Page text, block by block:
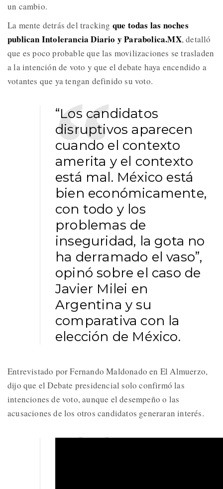
un cambio.
La mente detrás del tracking que todas las noches
publican Intolerancia Diario y Parabolica.MX, detalló
que es poco probable que las movilizaciones se trasladen
a la intención de voto y que el debate haya encendido a
votantes que ya tengan definido su voto.
“Los candidatos
disruptivos aparecen
cuando el contexto
amerita y el contexto
está mal. México está
bien económicamente,
con todo y los
problemas de
inseguridad, la gota no
ha derramado el vaso”,
opinó sobre el caso de
Javier Milei en
Argentina y su
comparativa con la
elección de México.
Entrevistado por Fernando Maldonado en El Almuerzo,
dijo que el Debate presidencial solo confirmó las
intenciones de voto, aunque el desempeño o las
acusaciones de los otros candidatos generaran interés.